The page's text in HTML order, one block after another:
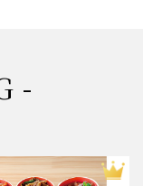
-